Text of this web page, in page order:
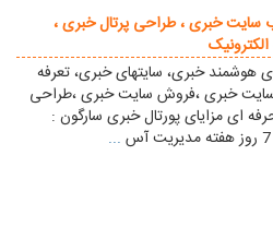
خبری ، طراحی پرتال خبری ،
خبری، سایتهای خبری، تعرفه
خبری ،فروش سایت خبری ،طراحی
ای مزایای پورتال خبری سارگون :
...